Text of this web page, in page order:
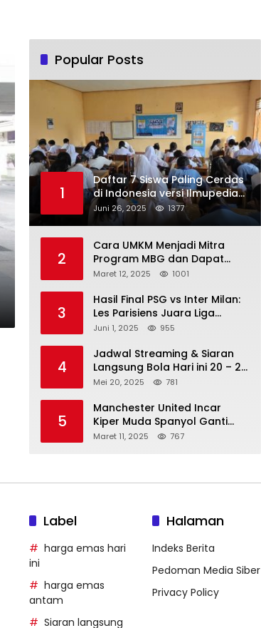
Popular Posts
1
Daftar 7 Siswa Paling Cerdas
di Indonesia versi Ilmupedia
Tryout UTBK 2025
Juni 26, 2025 1377
2
Cara UMKM Menjadi Mitra
Program MBG dan Dapat
Modal Hingga Rp500 Juta
Maret 12, 2025 1001
3
Hasil Final PSG vs Inter Milan:
Les Parisiens Juara Liga
Champions 2025 usai Bantai il
Juni 1, 2025 955
4
Jadwal Streaming & Siaran
Langsung Bola Hari ini 20 – 21
Mei 2025: Manchester City vs
Mei 20, 2025 781
5
Manchester United Incar
Kiper Muda Spanyol Ganti
Andre Onana
Maret 11, 2025 767
Label
harga emas hari
ini
harga emas
antam
Siaran langsung
Halaman
Indeks Berita
Pedoman Media Siber
Privacy Policy